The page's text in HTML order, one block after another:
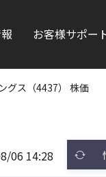
お客様サポー
グス（4437） 株価
06 14:28